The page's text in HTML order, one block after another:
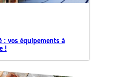
: vos équipements à
!